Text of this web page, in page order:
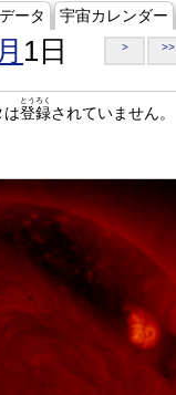
ータ 宇宙カレンダー
1日 > >>
は登録
とうろく
されていません。